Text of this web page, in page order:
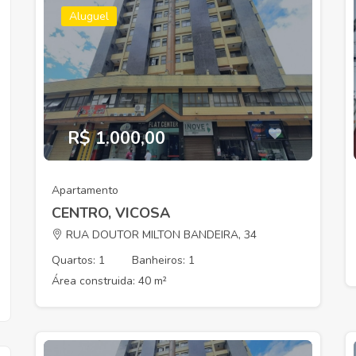
Aluguel
R$ 1.000,00
Apartamento
CENTRO, VICOSA
RUA DOUTOR MILTON BANDEIRA, 34
Quartos: 1
Banheiros: 1
Área construida: 40 m²